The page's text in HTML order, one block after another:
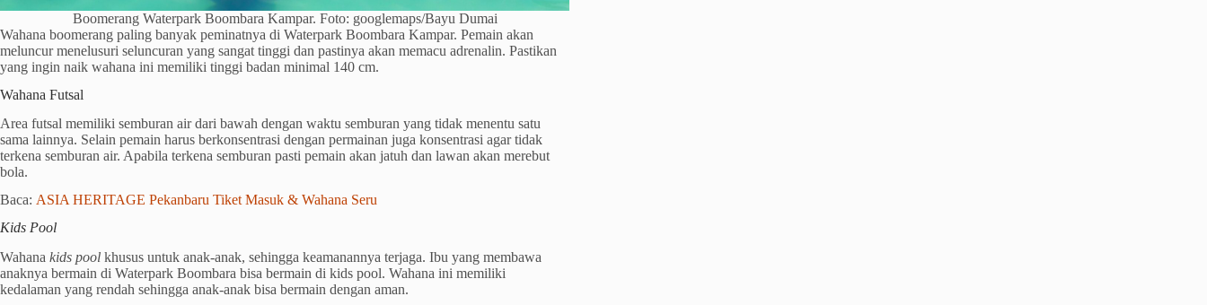
Boomerang Waterpark Boombara Kampar. Foto: googlemaps/Bayu Dumai
Wahana boomerang paling banyak peminatnya di Waterpark Boombara Kampar. Pemain akan
meluncur menelusuri seluncuran yang sangat tinggi dan pastinya akan memacu adrenalin. Pastikan
yang ingin naik wahana ini memiliki tinggi badan minimal 140 cm.
Wahana Futsal
Area futsal memiliki semburan air dari bawah dengan waktu semburan yang tidak menentu satu
sama lainnya. Selain pemain harus berkonsentrasi dengan permainan juga konsentrasi agar tidak
terkena semburan air. Apabila terkena semburan pasti pemain akan jatuh dan lawan akan merebut
bola.
Baca: ASIA HERITAGE Pekanbaru Tiket Masuk & Wahana Seru
Kids Pool
Wahana kids pool khusus untuk anak-anak, sehingga keamanannya terjaga. Ibu yang membawa
anaknya bermain di Waterpark Boombara bisa bermain di kids pool. Wahana ini memiliki
kedalaman yang rendah sehingga anak-anak bisa bermain dengan aman.